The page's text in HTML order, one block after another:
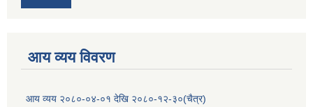
आय व्यय विवरण
आय व्यय २०८०-०४-०१ देखि २०८०-१२-३०(चैत्र)